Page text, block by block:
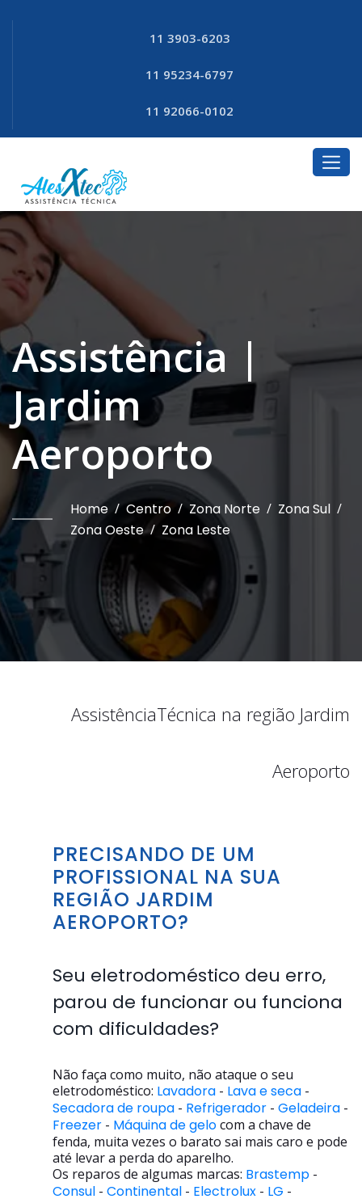
11 3903-6203
11 95234-6797
11 92066-0102
Assistência |
Jardim
Aeroporto
Home / Centro / Zona Norte / Zona Sul /
Zona Oeste / Zona Leste
AssistênciaTécnica na região Jardim
Aeroporto
PRECISANDO DE UM
PROFISSIONAL NA SUA
REGIÃO JARDIM
AEROPORTO?
Seu eletrodoméstico deu erro,
parou de funcionar ou funciona
com dificuldades?
Não faça como muito, não ataque o seu
eletrodoméstico: Lavadora - Lava e seca -
Secadora de roupa - Refrigerador - Geladeira -
Freezer - Máquina de gelocom a chave de
fenda, muita vezes o barato sai mais caro e pode
até levar a perda do aparelho.
Os reparos de algumas marcas: Brastemp -
Consul - Continental - Electrolux - LG -